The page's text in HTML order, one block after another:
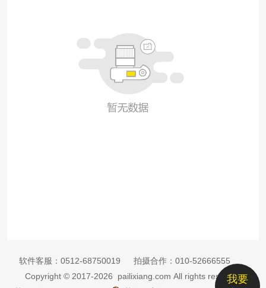
我要
软件客服： 0512-68750019 拍摄合作： 010-52666555
Copyright © 2017-2026 pailixiang.com All rights reserved